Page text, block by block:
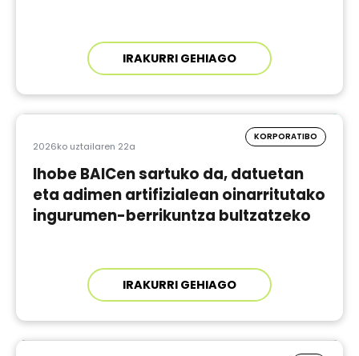
IRAKURRI GEHIAGO
2026ko uztailaren 22a
KORPORATIBO
Ihobe BAICen sartuko da, datuetan
eta adimen artifizialean oinarritutako
ingurumen-berrikuntza bultzatzeko
IRAKURRI GEHIAGO